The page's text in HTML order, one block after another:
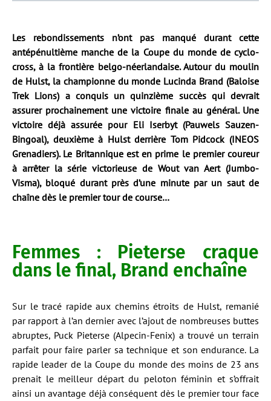
Les rebondissements n’ont pas manqué durant cette
antépénultième manche de la Coupe du monde de cyclo-
cross, à la frontière belgo-néerlandaise. Autour du moulin
de Hulst, la championne du monde Lucinda Brand (Baloise
Trek Lions) a conquis un quinzième succès qui devrait
assurer prochainement une victoire finale au général. Une
victoire déjà assurée pour Eli Iserbyt (Pauwels Sauzen-
Bingoal), deuxième à Hulst derrière Tom Pidcock (INEOS
Grenadiers). Le Britannique est en prime le premier coureur
à arrêter la série victorieuse de Wout van Aert (Jumbo-
Visma), bloqué durant près d’une minute par un saut de
chaîne dès le premier tour de course…
Femmes : Pieterse craque
dans le final, Brand enchaîne
Sur le tracé rapide aux chemins étroits de Hulst, remanié
par rapport à l’an dernier avec l’ajout de nombreuses buttes
abruptes, Puck Pieterse (Alpecin-Fenix) a trouvé un terrain
parfait pour faire parler sa technique et son endurance. La
rapide leader de la Coupe du monde des moins de 23 ans
prenait le meilleur départ du peloton féminin et s’offrait
ainsi un avantage déjà conséquent dès le premier tour face